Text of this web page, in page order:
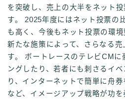
を突破し、売上の大半をネット
す。 2025年度にはネット投票の
も高く、今後もネット投票の環
新たな施策によって、さらなる
す。 ボートレースのテレビCMに
ングしたり、若者にも刺さるイ
り、インターネットで簡単に舟
など、イメージアップ戦略が功を